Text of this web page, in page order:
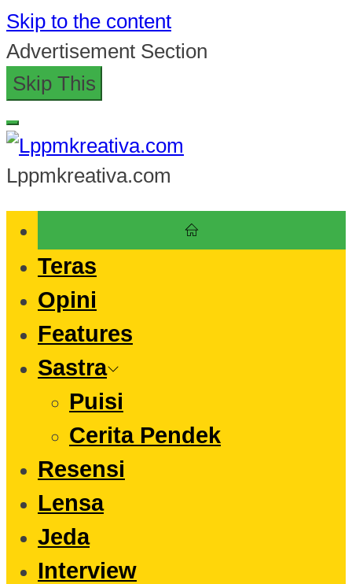
Skip to the content
Advertisement Section
Skip This
Lppmkreativa.com
Teras
Opini
Features
Sastra
Puisi
Cerita Pendek
Resensi
Lensa
Jeda
Interview